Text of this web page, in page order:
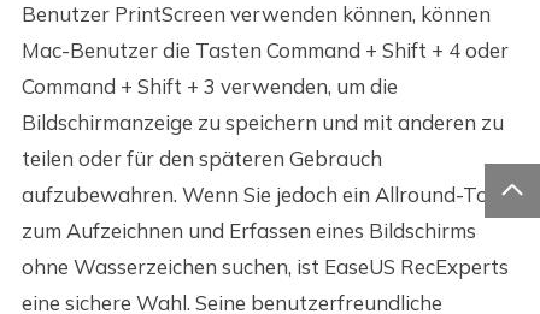
Benutzer PrintScreen verwenden können, können
Mac-Benutzer die Tasten Command + Shift + 4 oder
Command + Shift + 3 verwenden, um die
Bildschirmanzeige zu speichern und mit anderen zu
teilen oder für den späteren Gebrauch
aufzubewahren. Wenn Sie jedoch ein Allround-Tool
zum Aufzeichnen und Erfassen eines Bildschirms
ohne Wasserzeichen suchen, ist EaseUS RecExperts
eine sichere Wahl. Seine benutzerfreundliche
